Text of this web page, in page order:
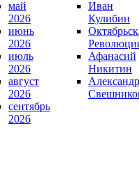
май
2026
июнь
2026
июль
2026
август
2026
сентябрь
2026
Иван
Кулибин
Афанасий
Никитин
Александр